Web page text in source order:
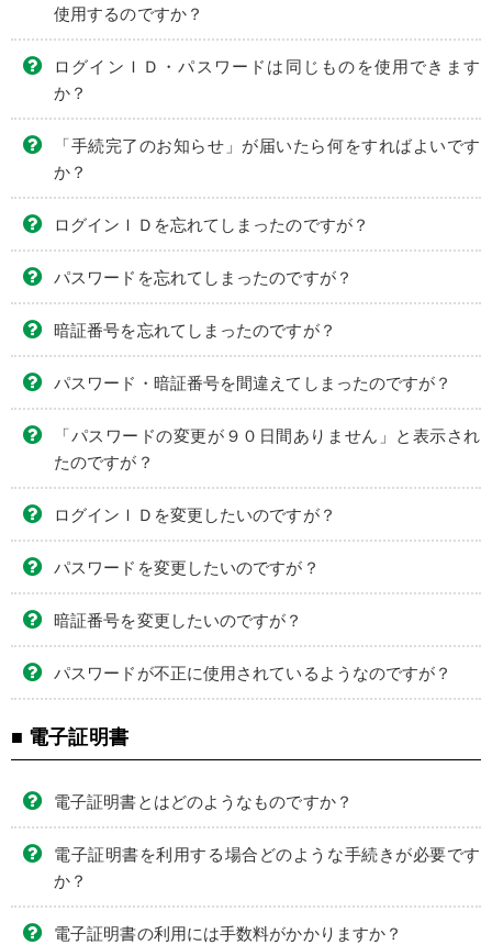
使用するのですか？
ログインＩＤ・パスワードは同じものを使用できます
か？
「手続完了のお知らせ」が届いたら何をすればよいです
か？
ログインＩＤを忘れてしまったのですが？
パスワードを忘れてしまったのですが？
暗証番号を忘れてしまったのですが？
パスワード・暗証番号を間違えてしまったのですが？
「パスワードの変更が９０日間ありません」と表示され
たのですが？
ログインＩＤを変更したいのですが？
パスワードを変更したいのですが？
暗証番号を変更したいのですが？
パスワードが不正に使用されているようなのですが？
■ 電子証明書
電子証明書とはどのようなものですか？
電子証明書を利用する場合どのような手続きが必要です
か？
電子証明書の利用には手数料がかかりますか？